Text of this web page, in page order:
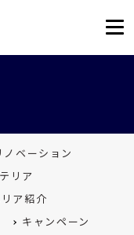
ンを福岡で。
ノベーション
リア
ア紹介
キャンペーン